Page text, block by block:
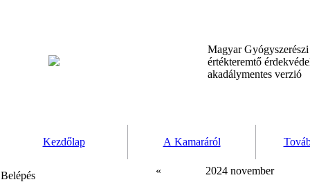
Magyar
értékteremtő
akadálymentes verzió
Kezdőlap A Kamaráról
Belépés
«
2024 november